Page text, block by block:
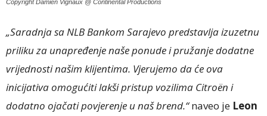
Copyright Damien Vignaux @ Continental Productions
„Saradnja sa NLB Bankom Sarajevo predstavlja izuzetnu
priliku za unapređenje naše ponude i pružanje dodatne
vrijednosti našim klijentima. Vjerujemo da će ova
inicijativa omogućiti lakši pristup vozilima Citroën i
dodatno ojačati povjerenje u naš brend.“naveo je Leon